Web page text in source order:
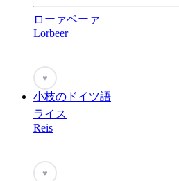
ローァベーァ
Lorbeer
♥
小枝のドイツ語
ライス
Reis
♥